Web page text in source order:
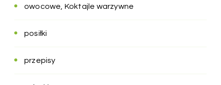
owocowe, Koktajle warzywne
posiłki
przepisy